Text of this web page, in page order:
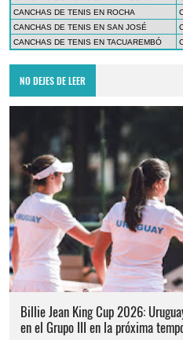
CANCHAS DE TENIS EN ROCHA
CANCHAS DE TENIS EN SAN JOSÉ
CANCHAS DE TENIS EN TACUAREMBÓ
NO DEJES DE LEER
Billie Jean King Cup 2026:
en el Grupo III en la próxima